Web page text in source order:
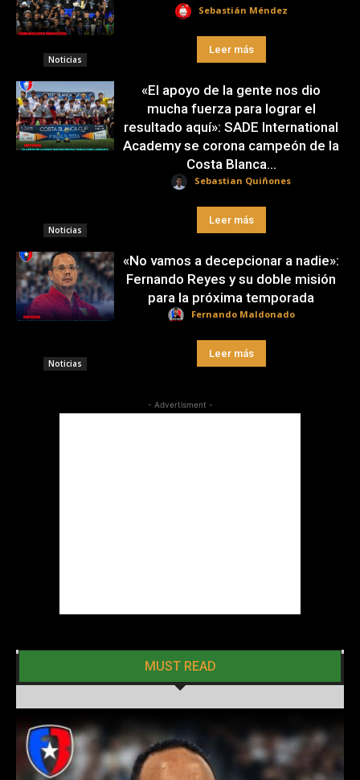
Noticias
Sebastián Méndez
Leer más
Noticias
«El apoyo de la gente nos dio
mucha fuerza para lograr el
resultado aquí»: SADE International
Academy se corona campeón de la
Costa Blanca...
Sebastian Quiñones
Leer más
Noticias
«No vamos a decepcionar a nadie»:
Fernando Reyes y su doble misión
para la próxima temporada
Fernando Maldonado
Leer más
- Advertisment -
MUST READ